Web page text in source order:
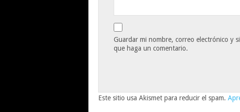
Guardar mi nombre, correo electrónico y
que haga un comentario.
Este sitio usa Akismet para reducir el spam.